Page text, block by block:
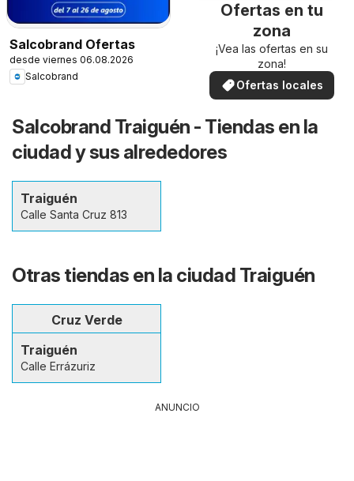
Salcobrand Ofertas
desde viernes 06.08.2026
Salcobrand
Ofertas en tu
zona
¡Vea las ofertas en su
zona!
Ofertas locales
Salcobrand Traiguén - Tiendas en la
ciudad y sus alrededores
Traiguén
Calle Santa Cruz 813
Otras tiendas en la ciudad Traiguén
Cruz Verde
Traiguén
Calle Errázuriz
ANUNCIO